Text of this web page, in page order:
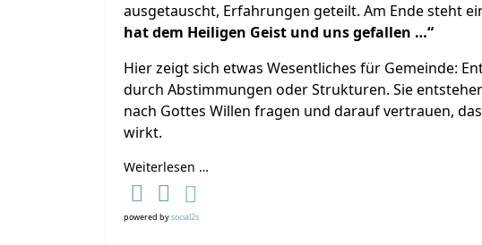
ausgetauscht, Erfahrungen geteilt. Am Ende steht
hat dem Heiligen Geist und uns gefallen …“
Hier zeigt sich etwas Wesentliches für Gemeinde:
durch Abstimmungen oder Strukturen. Sie
nach Gottes Willen fragen und darauf vertrauen,
wirkt.
Weiterlesen …
powered bysocial2s